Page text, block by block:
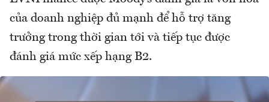
của doanh nghiệp đủ mạnh để hỗ trợ tăng
trưởng trong thời gian tới và tiếp tục được
đánh giá mức xếp hạng B2.